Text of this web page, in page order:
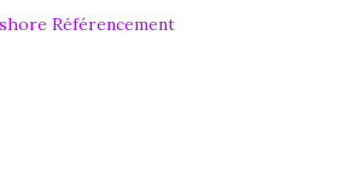
Référencement